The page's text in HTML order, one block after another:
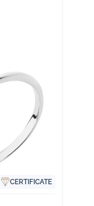
CERTIFICATE